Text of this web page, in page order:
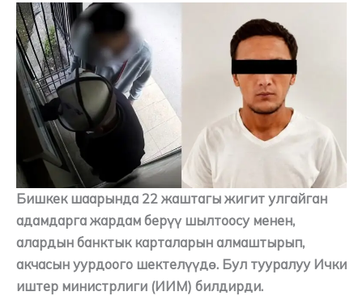
Бишкек шаарында 22 жаштагы жигит улгайган
адамдарга жардам берүү шылтоосу менен,
алардын банктык карталарын алмаштырып,
акчасын уурдоого шектелүүдө. Бул тууралуу Ички
иштер министрлиги (ИИМ) билдирди.